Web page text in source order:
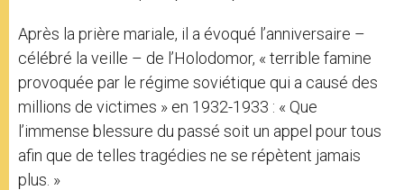
Après la prière mariale, il a évoqué l’anniversaire –
célébré la veille – de l’Holodomor, « terrible famine
provoquée par le régime soviétique qui a causé des
millions de victimes » en 1932-1933 : « Que
l’immense blessure du passé soit un appel pour tous
afin que de telles tragédies ne se répètent jamais
plus. »